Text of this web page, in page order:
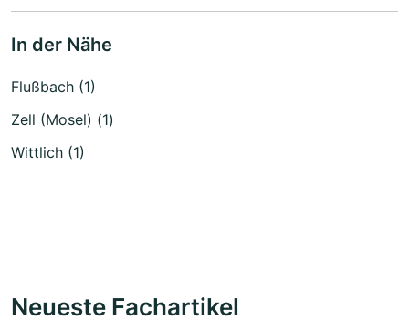
In der Nähe
Flußbach (1)
Zell (Mosel) (1)
Wittlich (1)
Neueste Fachartikel